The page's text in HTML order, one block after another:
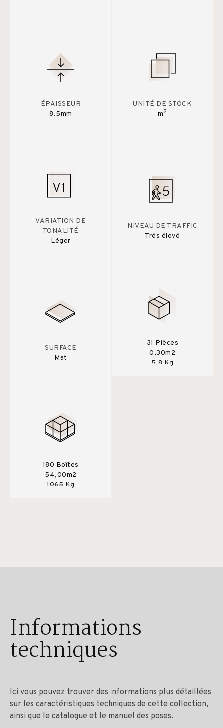
ÉPAISSEUR
8.5mm
UNITÉ DE STOCK
m2
VARIATION DE
TONALITÉ
Léger
NIVEAU DE TRAFFIC
Trés élevé
SURFACE
Mat
31 Pièces
0,30m2
5,8 Kg
180 Boîtes
54,00m2
1065 Kg
Informations
techniques
Ici vous pouvez trouver des informations plus détaillées
sur les caractéristiques techniques de cette collection,
ainsi que le catalogue et le manuel des poses.